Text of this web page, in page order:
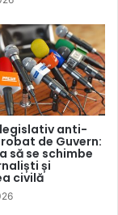
printr-o decizie
cu 400-600%,
de cetățeni de
preferată”, se
ai redacțiilor
decizia drept
de promovare a
anti-
de Guvern:
să se schimbe
și
civilă